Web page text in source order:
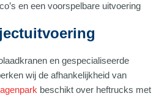
en een voorspelbare uitvoering
en gespecialiseerde
wij de afhankelijkheid van
beschikt over heftrucks met